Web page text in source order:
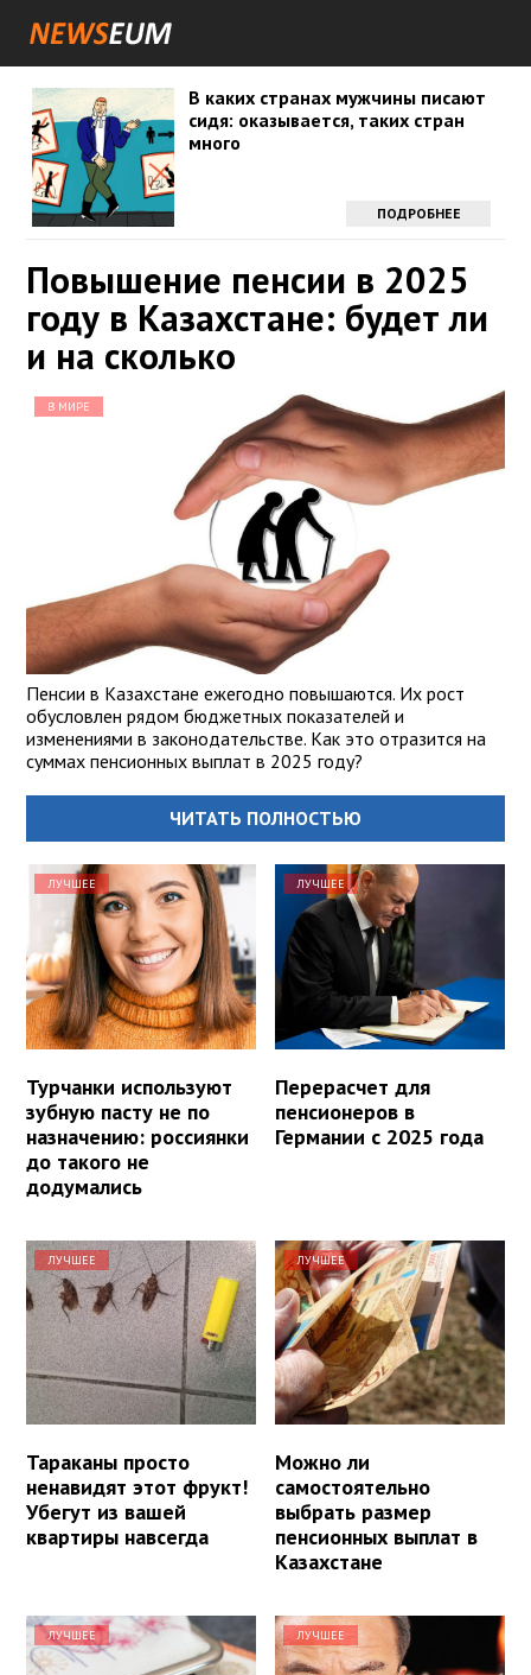
В каких странах мужчины писают
сидя: оказывается, таких стран
много
ПОДРОБНЕЕ
Повышение пенсии в 2025
году в Казахстане: будет ли
и на сколько
В МИРЕ
Пенсии в Казахстане ежегодно повышаются. Их рост
обусловлен рядом бюджетных показателей и
изменениями в законодательстве. Как это отразится на
суммах пенсионных выплат в 2025 году?
ЧИТАТЬ ПОЛНОСТЬЮ
ЛУЧШЕЕ
Турчанки используют
зубную пасту не по
назначению: россиянки
до такого не
додумались
ЛУЧШЕЕ
Перерасчет для
пенсионеров в
Германии с 2025 года
ЛУЧШЕЕ
Тараканы просто
ненавидят этот фрукт!
Убегут из вашей
квартиры навсегда
ЛУЧШЕЕ
Можно ли
самостоятельно
выбрать размер
пенсионных выплат в
Казахстане
ЛУЧШЕЕ ЛУЧШЕЕ